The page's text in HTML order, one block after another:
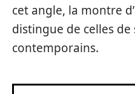
cet angle, la montre
distingue de celles de
contemporains.